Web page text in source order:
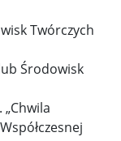
Twórczych
Środowisk